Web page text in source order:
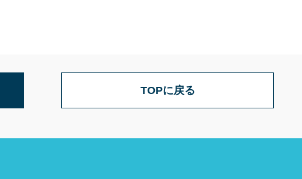
TOPに戻る